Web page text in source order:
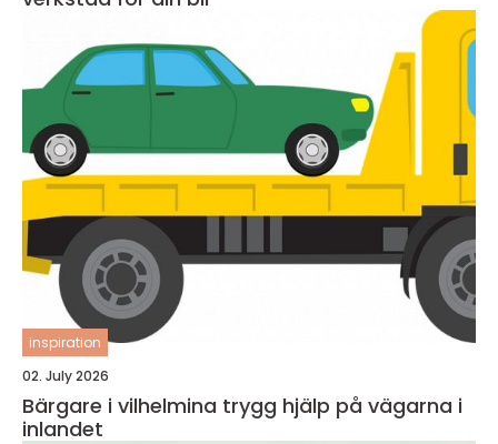
inspiration
02. July 2026
Bärgare i vilhelmina trygg hjälp på vägarna i
inlandet